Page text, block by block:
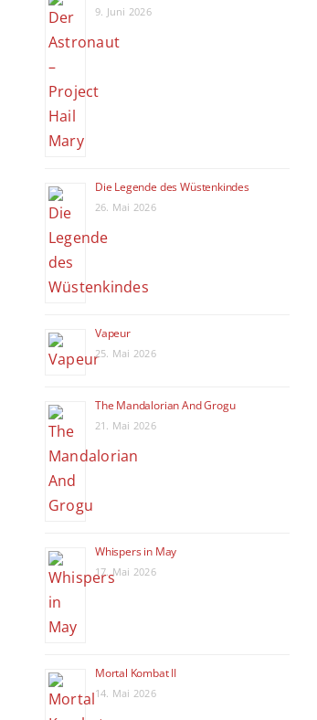
76. Berlinale
eröffnet:
Yeoh erhält
Ehrenbären
9. Juni 2026
Die Legende des Wüstenkindes
26. Mai 2026
Vapeur
25. Mai 2026
The Mandalorian And Grogu
21. Mai 2026
Whispers in May
17. Mai 2026
Mortal Kombat II
14. Mai 2026